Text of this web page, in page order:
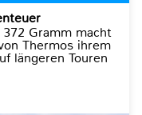
Gramm macht
Thermos ihrem
längeren Touren